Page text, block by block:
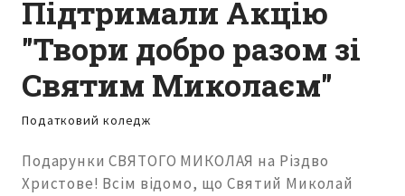
Підтримали Акцію
"Твори добро разом зі
Святим Миколаєм"
Податковий коледж
Подарунки СВЯТОГО МИКОЛАЯ на Різдво
Христове! Всім відомо, що Святий Миколай